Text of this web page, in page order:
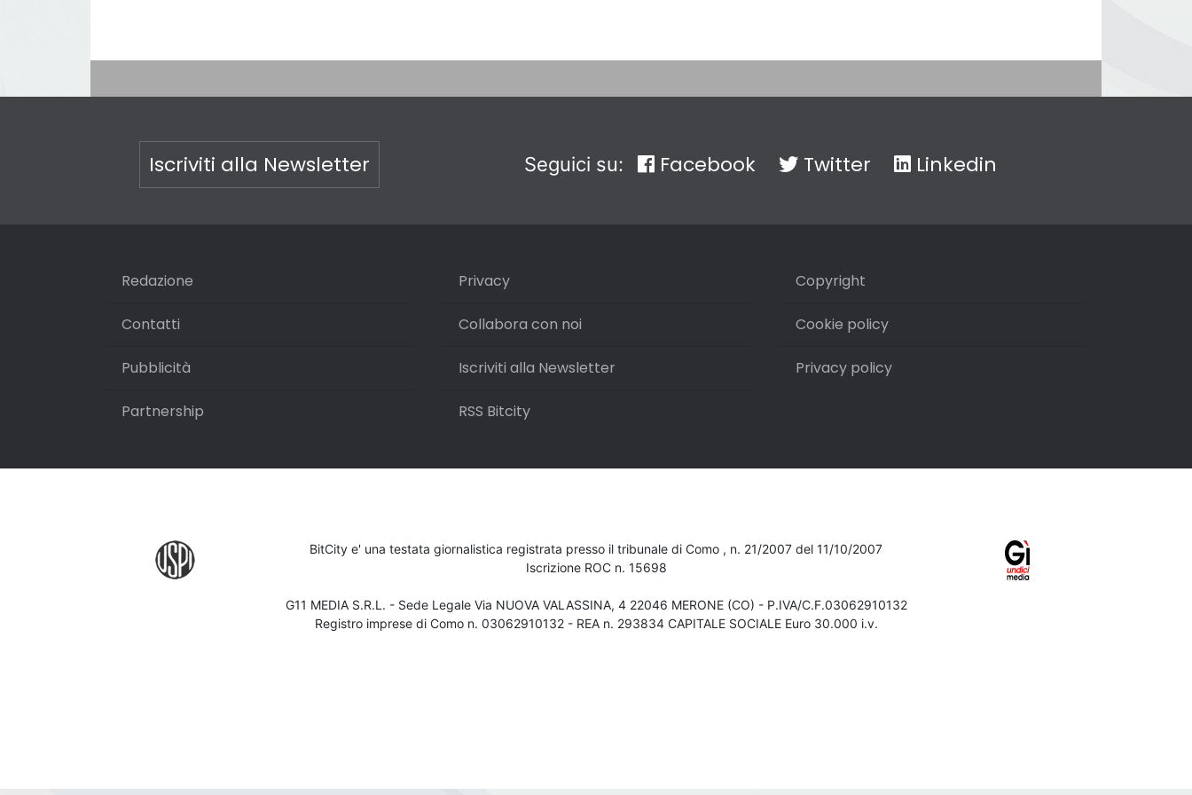
Iscriviti alla Newsletter Seguici su: Facebook Twitter Linkedin
Redazione
Contatti
Pubblicità
Partnership
Privacy
Collabora con noi
Iscriviti alla Newsletter
RSS Bitcity
Copyright
Cookie policy
Privacy policy
BitCity e' una testata giornalistica registrata presso il tribunale di Como , n. 21/2007 del 11/10/2007
Iscrizione ROC n. 15698
G11 MEDIA S.R.L. - Sede Legale Via NUOVA VALASSINA, 4 22046 MERONE (CO) - P.IVA/C.F.03062910132
Registro imprese di Como n. 03062910132 - REA n. 293834 CAPITALE SOCIALE Euro 30.000 i.v.